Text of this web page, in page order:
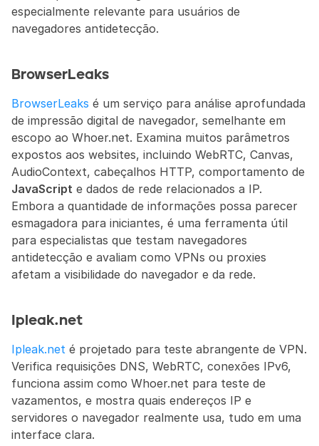
especialmente relevante para usuários de
navegadores antidetecção.
BrowserLeaks
BrowserLeaks é um serviço para análise aprofundada
de impressão digital de navegador, semelhante em
escopo ao Whoer.net. Examina muitos parâmetros
expostos aos websites, incluindo WebRTC, Canvas,
JavaScript e dados de rede relacionados a IP.
Embora a quantidade de informações possa parecer
esmagadora para iniciantes, é uma ferramenta útil
para especialistas que testam navegadores
antidetecção e avaliam como VPNs ou proxies
afetam a visibilidade do navegador e da rede.
Ipleak.net
Ipleak.net é projetado para teste abrangente de VPN.
Verifica requisições DNS, WebRTC, conexões IPv6,
funciona assim como Whoer.net para teste de
vazamentos, e mostra quais endereços IP e
servidores o navegador realmente usa, tudo em uma
interface clara.